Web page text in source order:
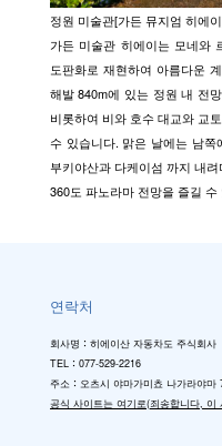
정원 미술관[가든 뮤지엄 히에
가든 미술관 히에이는 모네와
도판화로 재현하여 아름다운
해발 840m에 있는 정원 내 전
비롯하여 비와 호수 대교와 교
수 있습니다. 맑은 날에는 남
부키야산과 다케이섬 까지 내
360도 파노라마 전망을 즐길 수
연락처
회사명：히에이산 자동차도 주식회사
TEL：077-529-2216
주소：오츠시 야마가미쵸 나가라야마
공식 사이트는 여기로(죄송합니다,